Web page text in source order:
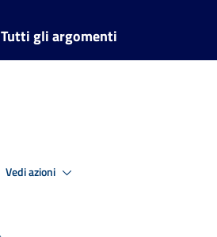
Tutti gli argomenti
Vedi azioni